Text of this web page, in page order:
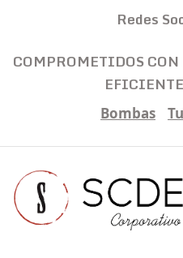
Redes
COMPROMETIDOS CON
Bombas